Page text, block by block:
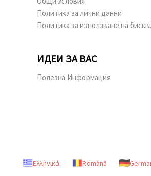
Политика за лични данни
Политика за използване на
ИДЕИ ЗА ВАС
Полезна Информация
Ελληνικά Română